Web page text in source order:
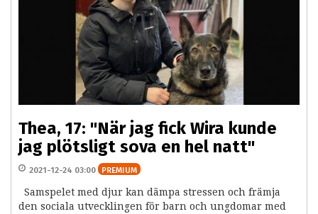
Thea, 17: "När jag fick Wira kunde
jag plötsligt sova en hel natt"
2021-12-24 03:00 PREMIUM
Samspelet med djur kan dämpa stressen och främja
den sociala utvecklingen för barn och ungdomar med